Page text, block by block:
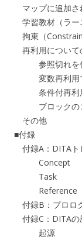
マップに追加さ
学習教材（ラー
拘束（
再利用について
参照切れを低
変数再利用で
条件付再利用
ブロックのコ
その他
■付録
付録A：DITAト
Concept
Task
Reference
付録B：プロロ
付録C：DITAの
起源